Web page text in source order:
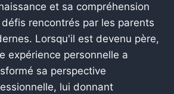
et sa compréhension
rencontrés par les parents
Lorsqu'il est devenu père,
expérience personnelle a
sa perspective
lui donnant